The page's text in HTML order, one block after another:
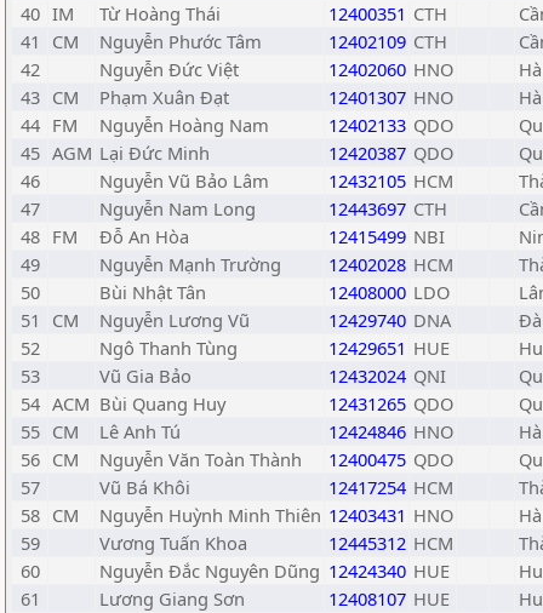
40 IM Từ Hoàng Thái 12400351 CTH
41
CM Nguyễn Phước Tâm 12402109 CTH
42
Nguyễn Đức Việt 12402060 HNO
43 CM Phạm Xuân Đạt 12401307 HNO
44 FM Nguyễn Hoàng Nam 12402133 QDO
45 AGM Lại Đức Minh 12420387 QDO
46
Nguyễn Vũ Bảo Lâm 12432105 HCM
47
Nguyễn Nam Long 12443697 CTH
48 FM Đỗ An Hòa 12415499 NBI
49
Nguyễn Mạnh Trường 12402028 HCM
50
Bùi Nhật Tân 12408000 LDO
51
CM Nguyễn Lương Vũ 12429740 DNA
52
Ngô Thanh Tùng 12429651 HUE
53
Vũ Gia Bảo 12432024 QNI
54 ACM Bùi Quang Huy 12431265 QDO
55 CM Lê Anh Tú 12424846 HNO
56 CM Nguyễn Văn Toàn Thành 12400475 QDO
57
Vũ Bá Khôi 12417254 HCM
58 CM Nguyễn Huỳnh Minh Thiên 12403431 HNO
59
Vương Tuấn Khoa 12445312 HCM
60
Nguyễn Đắc Nguyên Dũng 12424340 HUE
61
Lương Giang Sơn 12408107 HUE